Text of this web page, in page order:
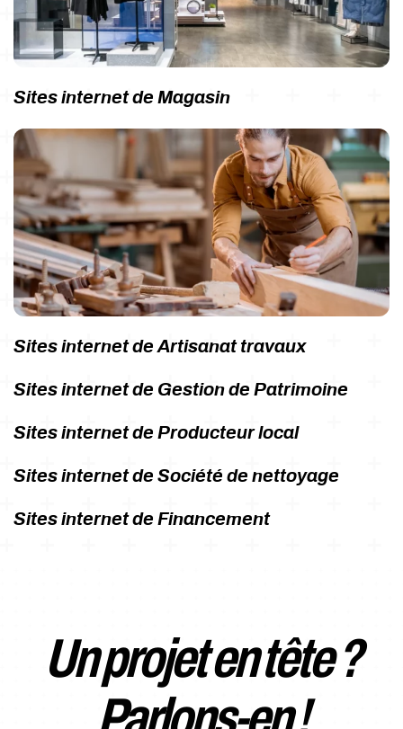
Sites internet de Magasin
Sites internet de Artisanat travaux
Sites internet de Gestion de Patrimoine
Sites internet de Producteur local
Sites internet de Société de nettoyage
Sites internet de Financement
Un projet en tête ?